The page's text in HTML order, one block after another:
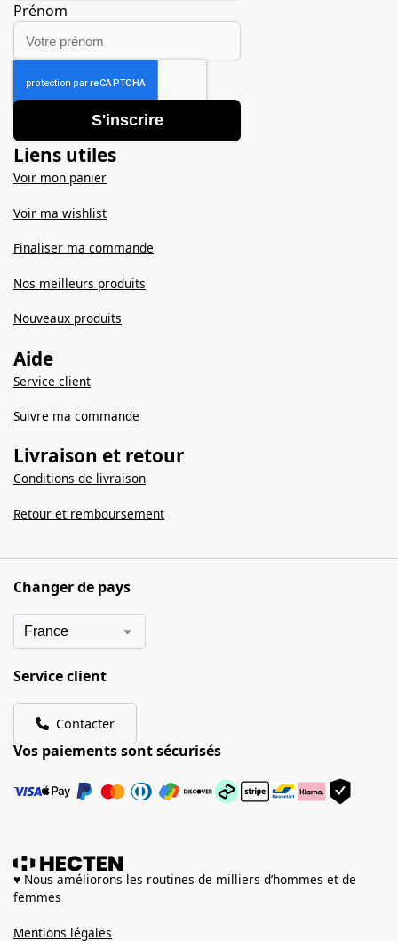
Prénom
S'inscrire
Liens utiles
Voir mon panier
Voir ma wishlist
Finaliser ma commande
Nos meilleurs produits
Nouveaux produits
Aide
Service client
Suivre ma commande
Livraison et retour
Conditions de livraison
Retour et remboursement
♥ Nous améliorons les routines de milliers d’hommes et de
femmes
Mentions légales
Service client
Contacter
Changer de pays
Vos paiements sont sécurisés